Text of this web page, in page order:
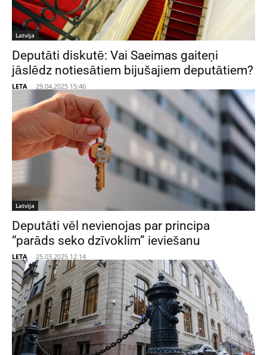
Latvija
Deputāti diskutē: Vai Saeimas gaiteņi
jāslēdz notiesātiem bijušajiem deputātiem?
LETA - 29.04.2025 15:46
Latvija
Deputāti vēl nevienojas par principa
“parāds seko dzīvoklim” ieviešanu
LETA - 25.03.2025 12:14